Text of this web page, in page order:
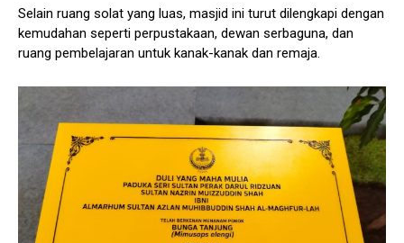
Selain ruang solat yang luas, masjid ini turut dilengkapi dengan
kemudahan seperti perpustakaan, dewan serbaguna, dan
ruang pembelajaran untuk kanak-kanak dan remaja.